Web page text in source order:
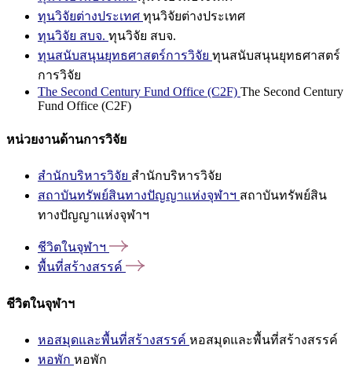
ทุนวิจัยต่างประเทศ ทุนวิจัยต่างประเทศ
ทุนวิจัย สบจ. ทุนวิจัย สบจ.
ทุนสนับสนุนยุทธศาสตร์การวิจัย ทุนสนับสนุนยุทธศาสตร์
การวิจัย
The Second Century Fund Office (C2F) The Second Century
Fund Office (C2F)
หน่วยงานด้านการวิจัย
สำนักบริหารวิจัย สำนักบริหารวิจัย
สถาบันทรัพย์สินทางปัญญาแห่งจุฬาฯ สถาบันทรัพย์สิน
ทางปัญญาแห่งจุฬาฯ
ชีวิตในจุฬาฯ
พื้นที่สร้างสรรค์
ชีวิตในจุฬาฯ
หอสมุดและพื้นที่สร้างสรรค์ หอสมุดและพื้นที่สร้างสรรค์
หอพัก หอพัก